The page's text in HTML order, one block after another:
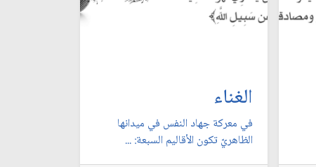
الغناء
في معركة جهاد النفس في ميدانها
الظاهريّ تكون الأقاليم السبعة: ...